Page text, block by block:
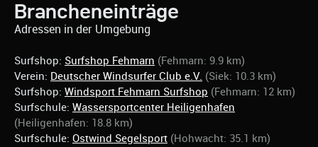
Brancheneinträge
Adressen in der Umgebung
Surfshop: Surfshop Fehmarn (Fehmarn: 9.9 km)
Verein: Deutscher Windsurfer Club e.V. (Siek: 10.3 km)
Surfshop: Windsport Fehmarn Surfshop (Fehmarn: 12 km)
Surfschule: Wassersportcenter Heiligenhafen
(Heiligenhafen: 18.8 km)
Surfschule: Ostwind Segelsport (Hohwacht: 35.1 km)